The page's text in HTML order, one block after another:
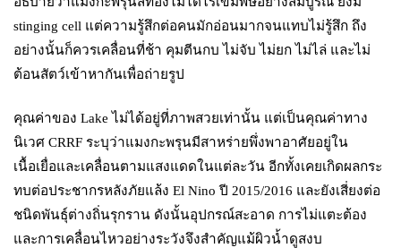
stinging cell แต่ความรู้สึกต่อคนมักอ่อนมากจนแทบไม่รู้สึก ถึง
อย่างนั้นก็ควรเคลื่อนที่ช้า คุมตีนกบ ไม่จับ ไม่ยก ไม่ไล่ และไม่
ต้อนสัตว์เข้าหากันเพื่อถ่ายรูป
คุณค่าของ Lake ไม่ได้อยู่ที่ภาพสวยเท่านั้น แต่เป็นคุณค่าทาง
นิเวศ CRRF ระบุว่าแมงกะพรุนมีสาหร่ายพึ่งพาอาศัยอยู่ใน
เนื้อเยื่อและเคลื่อนตามแสงแดดในแต่ละวัน อีกทั้งเคยเกิดผลกระ
ทบต่อประชากรหลังภัยแล้ง El Nino ปี 2015/2016 และยังเสี่ยงต่อ
ชนิดพันธุ์ต่างถิ่นรุกราน ดังนั้นอุปกรณ์สะอาด การไม่แตะต้อง
และการเคลื่อนไหวอย่างระวังจึงสำคัญแม้ผิวน้ำดูสงบ